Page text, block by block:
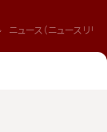
ニュース（ニュースリリー